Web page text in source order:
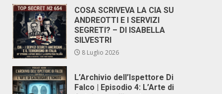
COSA SCRIVEVA LA CIA SU
ANDREOTTI E I SERVIZI
SEGRETI? – DI ISABELLA
SILVESTRI
8 Luglio 2026
L’Archivio dell’Ispettore Di
Falco | Episodio 4: L’Arte di